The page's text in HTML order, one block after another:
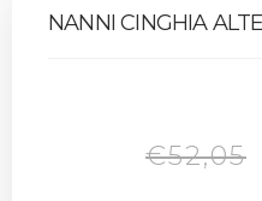
NANNI CINGHIA
€52,05